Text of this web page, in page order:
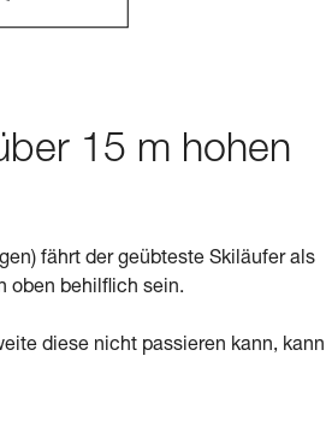
15 m hohen
fährt der geübteste Skiläufer als
oben behilflich sein.
diese nicht passieren kann,